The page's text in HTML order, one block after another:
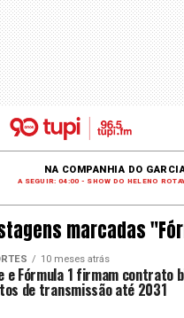
NA COMPANHIA DO
A SEGUIR: 04:00 - SHOW DO HELENO
marcadas
10 meses atrás
e Fórmula 1 firmam contrato
de transmissão até 2031